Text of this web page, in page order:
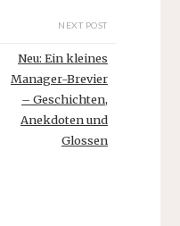
NEXT POST
Neu: Ein kleines
Manager-Brevier
– Geschichten,
Anekdoten und
Glossen